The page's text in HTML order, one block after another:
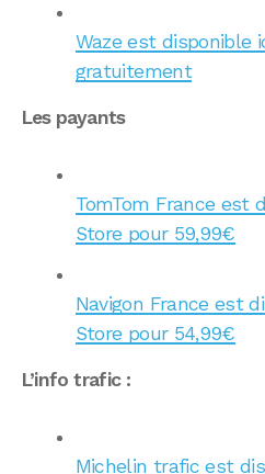
Waze est disponible
gratuitement
Les payants
TomTom France est
Store pour 59,99€
Navigon France est
Store pour 54,99€
L’info trafic :
Michelin trafic est